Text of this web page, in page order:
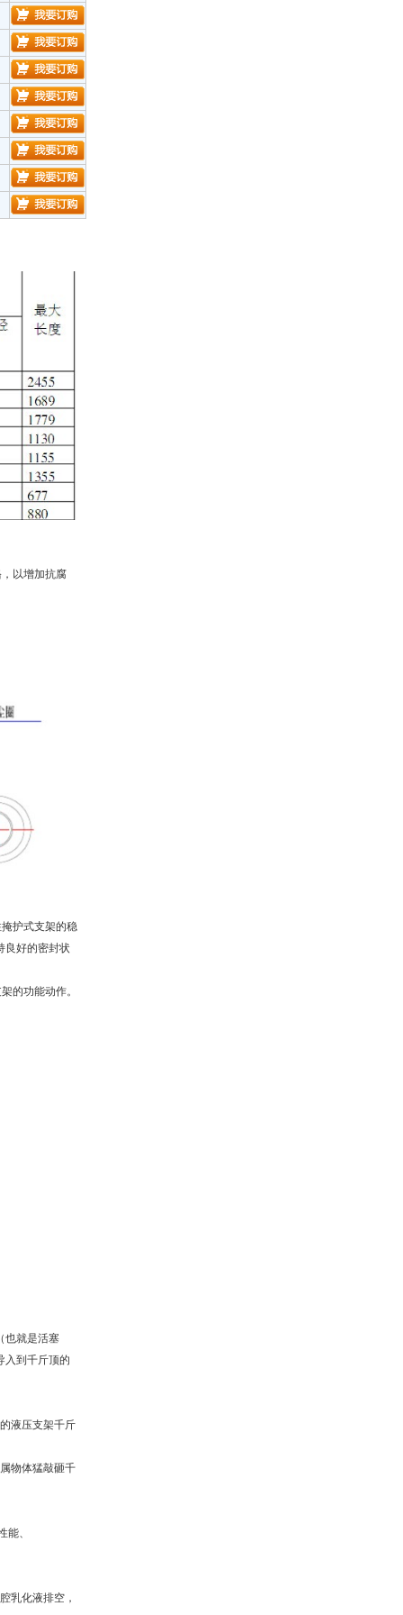
以增加抗腐
护式支架的稳
良好的密封状
的功能动作。
也就是活塞
入到千斤顶的
液压支架千斤
物体猛敲砸千
能、
乳化液排空，